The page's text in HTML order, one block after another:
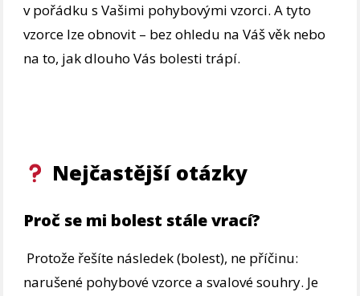
v pořádku s Vašimi pohybovými vzorci. A tyto
vzorce lze obnovit – bez ohledu na Váš věk nebo
na to, jak dlouho Vás bolesti trápí.
Nejčastější otázky
Proč se mi bolest stále vrací?
Protože řešíte následek (bolest), ne příčinu:
narušené pohybové vzorce a svalové souhry. Je